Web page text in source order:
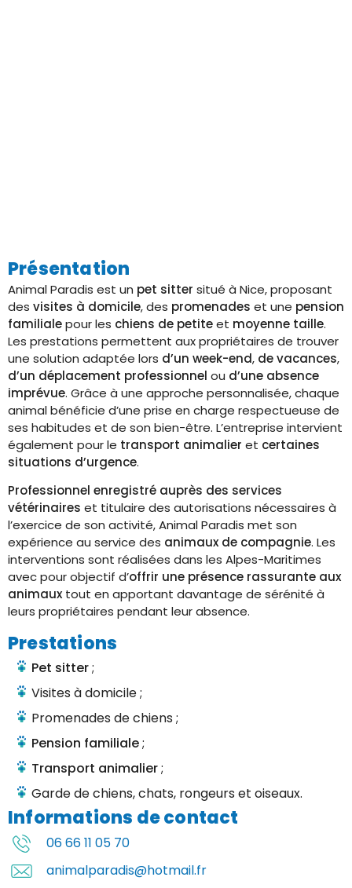
Présentation
Animal Paradis est un pet sitter situé à Nice, proposant
des visites à domicile, des promenades et une pension
familialepour les chiens de petiteet moyenne taille.
Les prestations permettent aux propriétaires de trouver
une solution adaptée lors d’un week-end, de vacances,
d’un déplacement professionnel ou d’une absence
imprévue. Grâce à une approche personnalisée, chaque
animal bénéficie d’une prise en charge respectueuse de
ses habitudes et de son bien-être. L’entreprise intervient
également pour le transport animalier et certaines
situations d’urgence.
Professionnel enregistré auprès des services
vétérinaires et titulaire des autorisations nécessaires à
l’exercice de son activité, Animal Paradis met son
expérience au service des animaux de compagnie. Les
interventions sont réalisées dans les Alpes-Maritimes
avec pour objectif d’offrir une présence rassurante aux
animaux tout en apportant davantage de sérénité à
leurs propriétaires pendant leur absence.
Prestations
Pet sitter;
Visites à domicile ;
Promenades de chiens ;
Pension familiale;
Transport animalier;
Garde de chiens, chats, rongeurs et oiseaux.
Informations de contact
06 66 11 05 70
animalparadis@hotmail.fr